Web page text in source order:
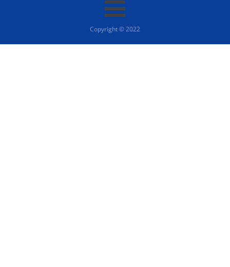
Copyright © 2022